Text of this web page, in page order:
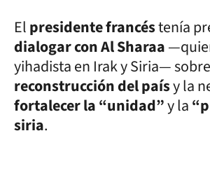
Elpresidente francéstenía
dialogar con Al Sharaa
yihadista en Irak y Siria—
reconstrucción del paísy la
fortalecer la “unidad”y la
siria.